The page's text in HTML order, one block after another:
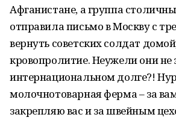
Афганистане, а группа
отправила письмо в Москву с
вернуть советских солдат
кровопролитие. Неужели они не
интернациональном долге?!
молочнотоварная ферма – за
закрепляю вас и за швейным